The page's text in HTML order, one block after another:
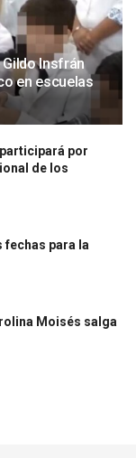
Insfrán
en escuelas
participará por
de los
fechas para la
Moisés salga